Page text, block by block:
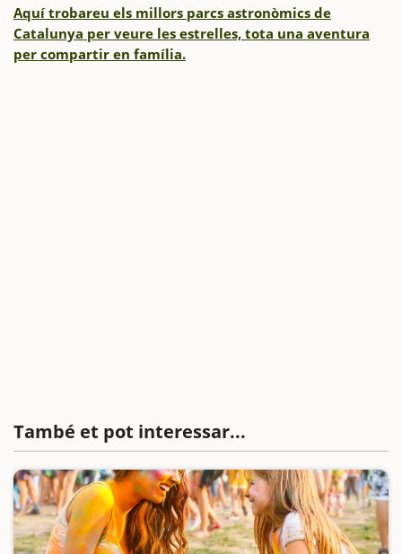
Aquí trobareu els millors parcs astronòmics de
Catalunya per veure les estrelles, tota una aventura
per compartir en família.
També et pot interessar...